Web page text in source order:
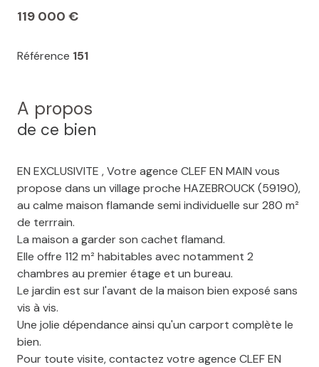
119 000 €
Référence 151
A propos
de ce bien
EN EXCLUSIVITE , Votre agence CLEF EN MAIN vous
propose dans un village proche HAZEBROUCK (59190),
au calme maison flamande semi individuelle sur 280 m²
de terrrain.
La maison a garder son cachet flamand.
Elle offre 112 m² habitables avec notamment 2
chambres au premier étage et un bureau.
Le jardin est sur l'avant de la maison bien exposé sans
vis à vis.
Une jolie dépendance ainsi qu'un carport complète le
bien.
Pour toute visite, contactez votre agence CLEF EN